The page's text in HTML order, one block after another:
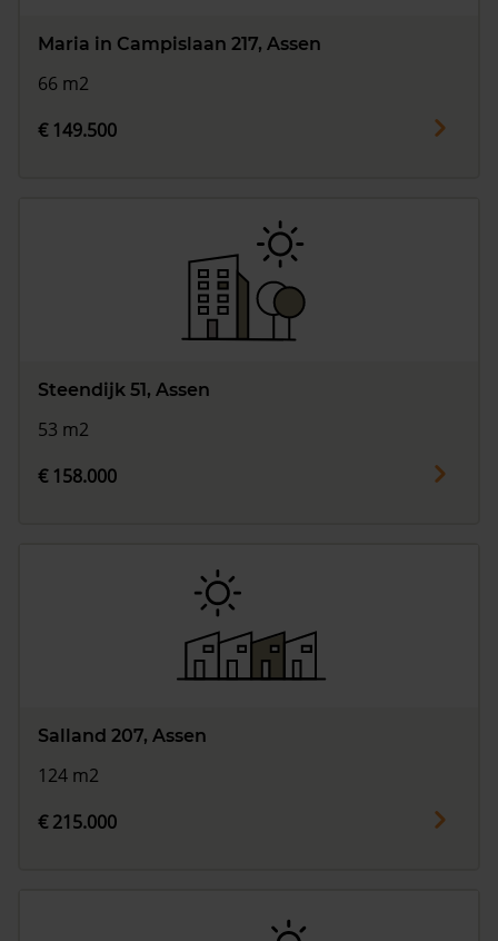
Maria in Campislaan 217, Assen
66 m2
€ 149.500
Steendijk 51, Assen
53 m2
€ 158.000
Salland 207, Assen
124 m2
€ 215.000